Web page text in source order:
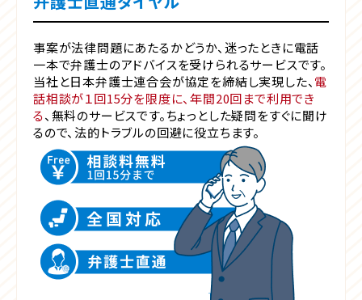
事案が法律問題にあたるかどうか、迷ったときに電話
一本で弁護士のアドバイスを受けられるサービスです。
当社と日本弁護士連合会が協定を締結し実現した、 電
話相談が１回15分を限度に、年間20回まで利用でき
る、無料のサービスです。ちょっとした疑問をすぐに聞け
るので、法的トラブルの回避に役立ちます。